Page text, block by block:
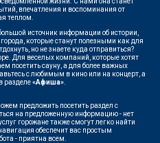
впечатления и воспоминания от
теплом.
источник информации об истории,
которые станут полезными как для
но не знаете куда отправиться?
Для веселых компаний, которые хотят
посетить сауну, а для более важных
с любимым в кино или на концерт, а
разделе«Афиша»
предложить посетить раздел с
на предложенную информацию - нет
горожане также смогут легко найти
обеспечит вас простым
- приятна всем.